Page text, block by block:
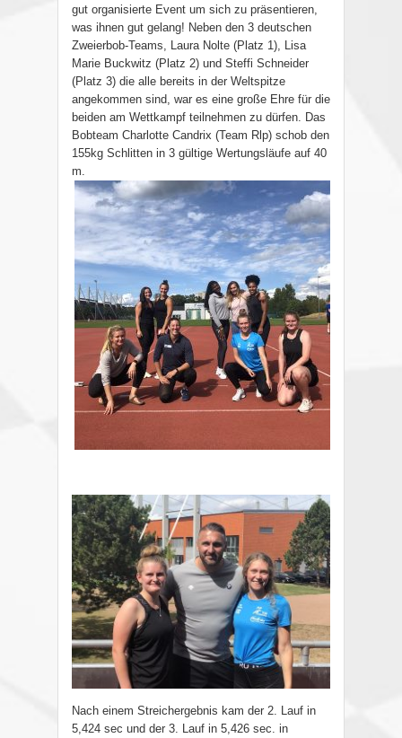
gut organisierte Event um sich zu präsentieren,
was ihnen gut gelang! Neben den 3 deutschen
Zweierbob-Teams, Laura Nolte (Platz 1), Lisa
Marie Buckwitz (Platz 2) und Steffi Schneider
(Platz 3) die alle bereits in der Weltspitze
angekommen sind, war es eine große Ehre für die
beiden am Wettkampf teilnehmen zu dürfen. Das
Bobteam Charlotte Candrix (Team Rlp) schob den
155kg Schlitten in 3 gültige Wertungsläufe auf 40
m.
Nach einem Streichergebnis kam der 2. Lauf in
5,424 sec und der 3. Lauf in 5,426 sec. in